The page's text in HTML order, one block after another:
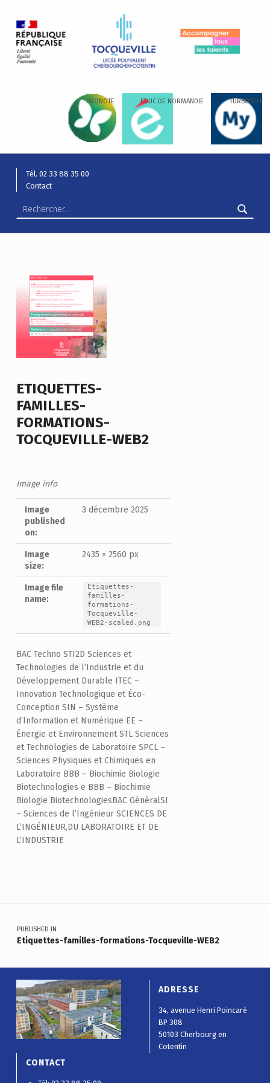
PRONOTE EDUC DE NORMANDIE TURBOSELF
Tél. 02 33 88 35 00
Contact
ETIQUETTES-
FAMILLES-
FORMATIONS-
TOCQUEVILLE-WEB2
Image info
Image
published
on:
3 décembre 2025
Image
size:
2435 × 2560 px
Image file
name:
Etiquettes-
familles-
formations-
Tocqueville-
WEB2-scaled.png
BAC Techno STI2D Sciences et
Technologies de l’Industrie et du
Développement Durable ITEC –
Innovation Technologique et Éco-
Conception SIN – Système
d’Information et Numérique EE –
Énergie et Environnement STL Sciences
et Technologies de Laboratoire SPCL –
Sciences Physiques et Chimiques en
Laboratoire BBB – Biochimie Biologie
Biotechnologies e BBB – Biochimie
Biologie BiotechnologiesBAC GénéralSI
– Sciences de l’Ingénieur SCIENCES DE
L’INGÉNIEUR,DU LABORATOIRE ET DE
L’INDUSTRIE
Navigation de l’article
PUBLISHED IN
Etiquettes-familles-formations-Tocqueville-WEB2
ADRESSE
34, avenue Henri Poincaré
BP 308
50103 Cherbourg en
Cotentin
CONTACT